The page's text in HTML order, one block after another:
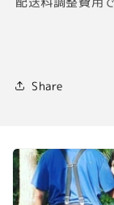
メ
を
開
Share